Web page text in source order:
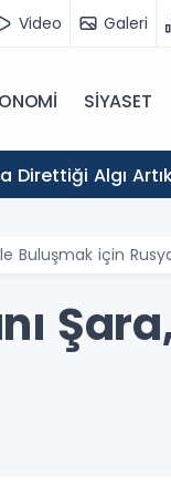
Video Galeri
SİYASET
Direttiği Algı
Buluşmak için